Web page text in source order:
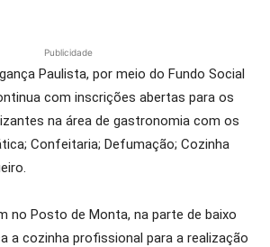
Publicidade
Paulista, por meio do Fundo Social
com inscrições abertas para os
na área de gastronomia com os
Confeitaria; Defumação; Cozinha
no Posto de Monta, na parte de baixo
a cozinha profissional para a realização